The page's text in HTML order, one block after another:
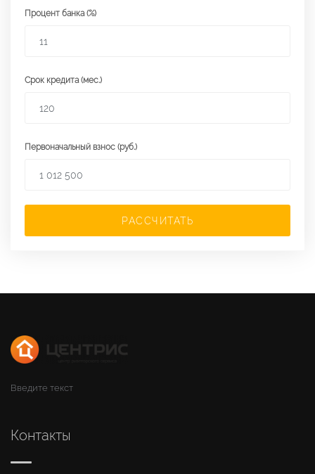
Процент банка (%)
Срок кредита (мес.)
Первоначальный взнос (руб.)
РАССЧИТАТЬ
Введите текст
Контакты